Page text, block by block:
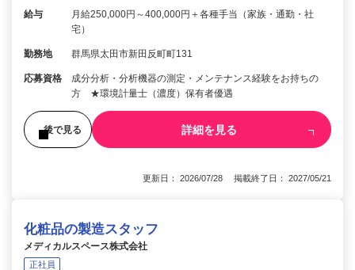
給与
月給250,000円～400,000円＋各種手当（家族・通勤・社
宅）
勤務地 群馬県太田市新田反町町131
応募資格
成分分析・分析機器の測定・メンテナンス経験をお持ちの
方 ★環境計量士（濃度）保有者優遇
後で見る 詳細を見る
更新日： 2026/07/28 掲載終了日： 2027/05/21
化粧品の製造スタッフ
メディカルスペース株式会社
正社員